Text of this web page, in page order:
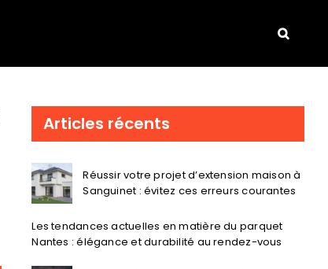
Articles récents
Réussir votre projet d’extension maison à
Sanguinet : évitez ces erreurs courantes
Les tendances actuelles en matière du parquet
Nantes : élégance et durabilité au rendez-vous